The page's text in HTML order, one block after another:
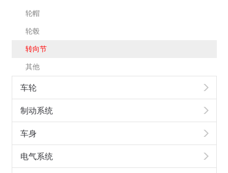
轮帽
轮毂
转向节
其他
车轮
制动系统
车身
电气系统